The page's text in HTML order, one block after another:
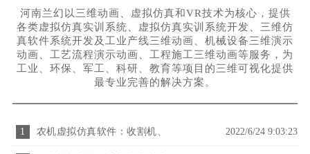
河南兰幻以三维动画、虚拟仿真和VR技术为核心，提供
各类虚拟仿真实训系统、虚拟仿真实训系统开发、三维仿
真软件系统开发及工业产线三维动画、机械设备三维演示
动画、工艺流程演示动画、工程施工三维动画等服务，为
工业、环保、军工、科研、教育等项目的三维可视化提供
最专业完善的解决方案。
1 农机虚拟仿真软件：收割机、 2022/6/24 9:03:23